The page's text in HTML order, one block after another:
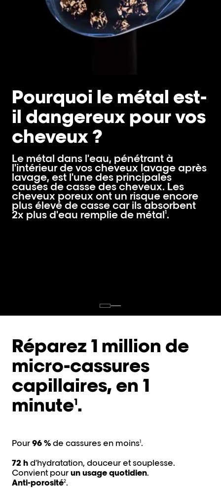
Pourquoi le métal est-
il dangereux pour vos
cheveux ?
Le métal dans l'eau, pénétrant à
l'intérieur de vos cheveux lavage après
lavage, est l'une des principales
causes de casse des cheveux. Les
cheveux poreux ont un risque encore
plus élevé de casse car ils absorbent
2x plus d'eau remplie de métal¹.
Réparez 1 million de
micro-cassures
capillaires, en 1
minute1.
Pour 96 % de cassures en moins1 .
72 h d'hydratation, douceur et souplesse.
Convient pour un usage quotidien.
Anti-porosité2.